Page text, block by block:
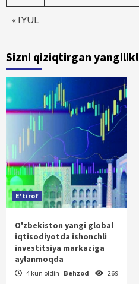
« IYUL
Sizni qiziqtirgan
E'tirof
O'zbekiston yangi global
iqtisodiyotda ishonchli
investitsiya markaziga
aylanmoqda
4 kun oldin Behzod 269